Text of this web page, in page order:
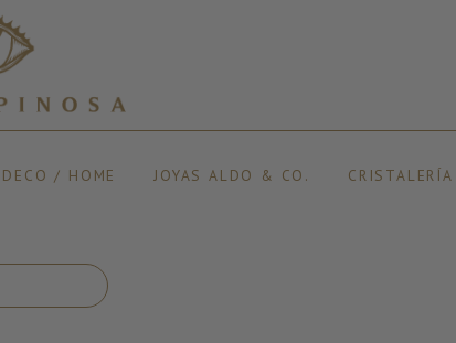
DECO / HOME JOYAS ALDO & CO. CRISTALERÍA